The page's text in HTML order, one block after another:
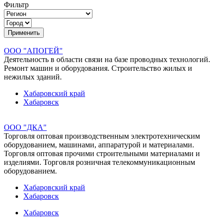
Фильтр
ООО "АПОГЕЙ"
Деятельность в области связи на базе проводных технологий.
Ремонт машин и оборудования. Строительство жилых и
нежилых зданий.
Хабаровский край
Хабаровск
ООО "ДКА"
Торговля оптовая производственным электротехническим
оборудованием, машинами, аппаратурой и материалами.
Торговля оптовая прочими строительными материалами и
изделиями. Торговля розничная телекоммуникационным
оборудованием.
Хабаровский край
Хабаровск
Хабаровск